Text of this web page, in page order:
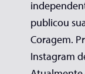
publicou
Coragem.
Instagram